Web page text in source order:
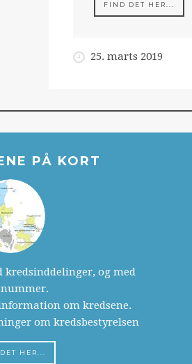
FIND DET HER...
25. marts 2019
PÅ KORT
kredsinddelinger, og med
om kredsene.
om kredsbestyrelsen
HER...